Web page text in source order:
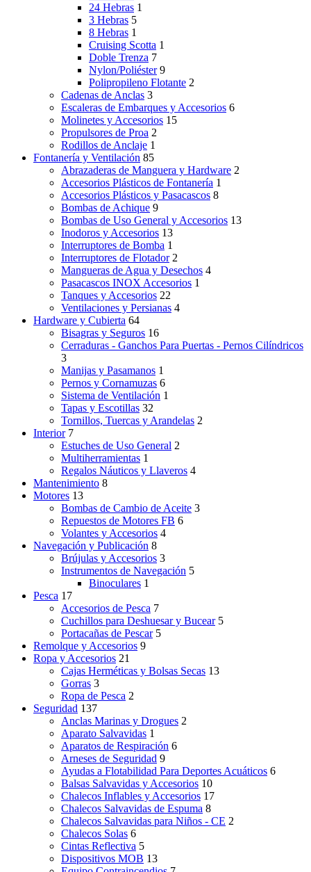
24 Hebras 1
3 Hebras 5
8 Hebras 1
Cruising Scotta 1
Doble Trenza 7
Nylon/Poliéster 9
Polipropileno Flotante 2
Cadenas de Anclas 3
Escaleras de Embarques y Accesorios 6
Molinetes y Accesorios 15
Propulsores de Proa 2
Rodillos de Anclaje 1
Fontanería y Ventilación 85
Abrazaderas de Manguera y Hardware 2
Accesorios Plásticos de Fontanería 1
Accesorios Plásticos y Pasacascos 8
Bombas de Achique 9
Bombas de Uso General y Accesorios 13
Inodoros y Accesorios 13
Interruptores de Bomba 1
Interruptores de Flotador 2
Mangueras de Agua y Desechos 4
Pasacascos INOX Accesorios 1
Tanques y Accesorios 22
Ventilaciones y Persianas 4
Hardware y Cubierta 64
Bisagras y Seguros 16
Cerraduras - Ganchos Para Puertas - Pernos Cilíndricos
3
Manijas y Pasamanos 1
Pernos y Cornamuzas 6
Sistema de Ventilación 1
Tapas y Escotillas 32
Tornillos, Tuercas y Arandelas 2
Interior 7
Estuches de Uso General 2
Multiherramientas 1
Regalos Náuticos y Llaveros 4
Mantenimiento 8
Motores 13
Bombas de Cambio de Aceite 3
Repuestos de Motores FB 6
Volantes y Accesorios 4
Navegación y Publicación 8
Brújulas y Accesorios 3
Instrumentos de Navegación 5
Binoculares 1
Pesca 17
Accesorios de Pesca 7
Cuchillos para Deshuesar y Bucear 5
Portacañas de Pescar 5
Remolque y Accesorios 9
Ropa y Accesorios 21
Cajas Herméticas y Bolsas Secas 13
Gorras 3
Ropa de Pesca 2
Seguridad 137
Anclas Marinas y Drogues 2
Aparato Salvavidas 1
Aparatos de Respiración 6
Arneses de Seguridad 9
Ayudas a Flotabilidad Para Deportes Acuáticos 6
Balsas Salvavidas y Accesorios 10
Chalecos Inflables y Accesorios 17
Chalecos Salvavidas de Espuma 8
Chalecos Salvavidas para Niños - CE 2
Chalecos Solas 6
Cintas Reflectiva 5
Dispositivos MOB 13